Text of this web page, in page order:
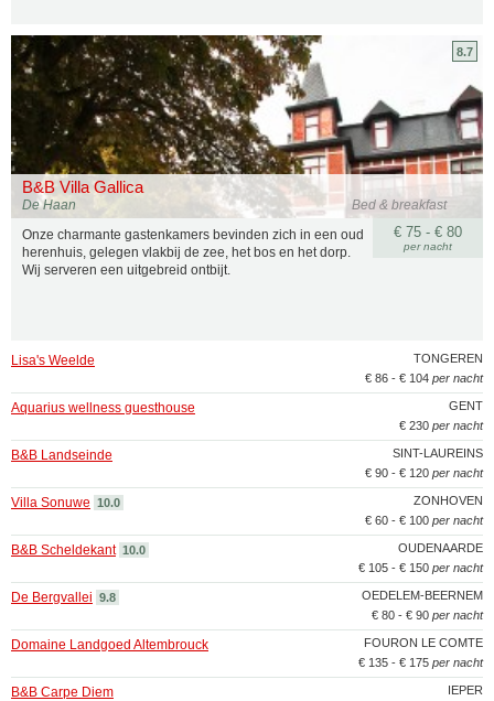
B&B Villa Gallica
Bed & breakfast
De Haan
8.7
€ 75 - € 80
per nacht
Onze charmante gastenkamers bevinden zich in een oud
herenhuis, gelegen vlakbij de zee, het bos en het dorp.
Wij serveren een uitgebreid ontbijt.
TONGEREN
Lisa's Weelde
€ 86 - € 104 per nacht
GENT
Aquarius wellness guesthouse
€ 230 per nacht
SINT-LAUREINS
B&B Landseinde
€ 90 - € 120 per nacht
ZONHOVEN
Villa Sonuwe 10.0
€ 60 - € 100 per nacht
OUDENAARDE
B&B Scheldekant 10.0
€ 105 - € 150 per nacht
OEDELEM-BEERNEM
De Bergvallei 9.8
€ 80 - € 90 per nacht
FOURON LE COMTE
Domaine Landgoed Altembrouck
€ 135 - € 175 per nacht
IEPER
B&B Carpe Diem